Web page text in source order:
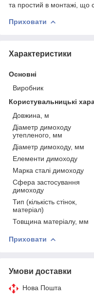
та простий в монтажі, що
Приховати
Характеристики
Основні
Виробник
Користувальницькі
Довжина, м
Діаметр димоходу
утепленого, мм
Діаметр димоходу, мм
Елементи димоходу
Марка сталі димоходу
Сфера застосування
димоходу
Тип (кількість стінок,
матеріал)
Товщина матеріалу, мм
Приховати
Умови доставки
Нова Пошта